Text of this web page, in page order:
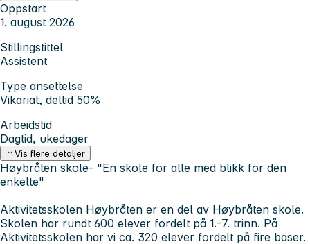
Oppstart
1. august 2026
Stillingstittel
Assistent
Type ansettelse
Vikariat, deltid 50%
Arbeidstid
Dagtid, ukedager
Vis flere detaljer
Høybråten skole- "En skole for alle med blikk for den
enkelte"
Aktivitetsskolen Høybråten er en del av Høybråten skole.
Skolen har rundt 600 elever fordelt på 1.-7. trinn. På
Aktivitetsskolen har vi ca. 320 elever fordelt på fire baser.